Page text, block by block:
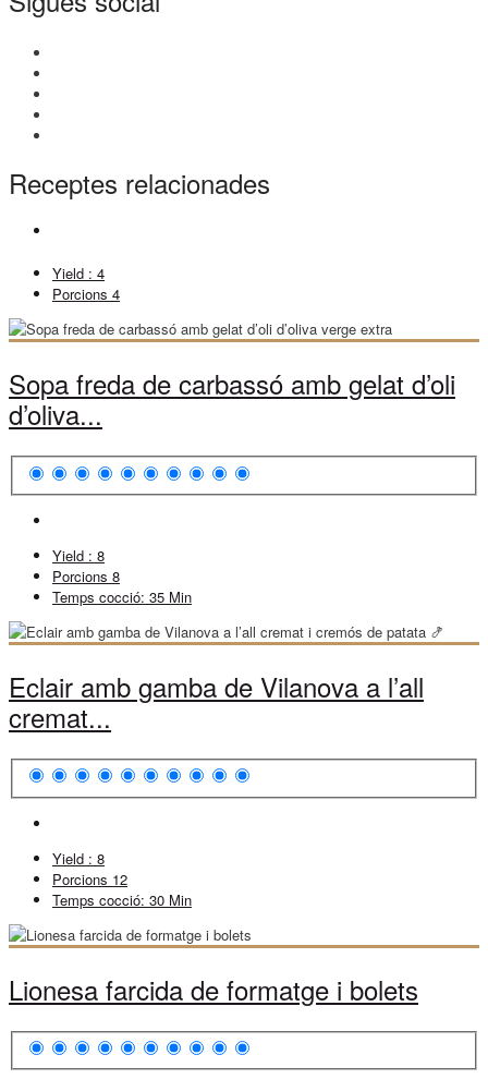
Receptes relacionades
Yield : 4
Porcions 4
Sopa freda de carbassó amb gelat d’oli
d’oliva...
Yield : 8
Porcions 8
Temps cocció: 35 Min
Eclair amb gamba de Vilanova a l’all
cremat...
Yield : 8
Porcions 12
Temps cocció: 30 Min
Lionesa farcida de formatge i bolets